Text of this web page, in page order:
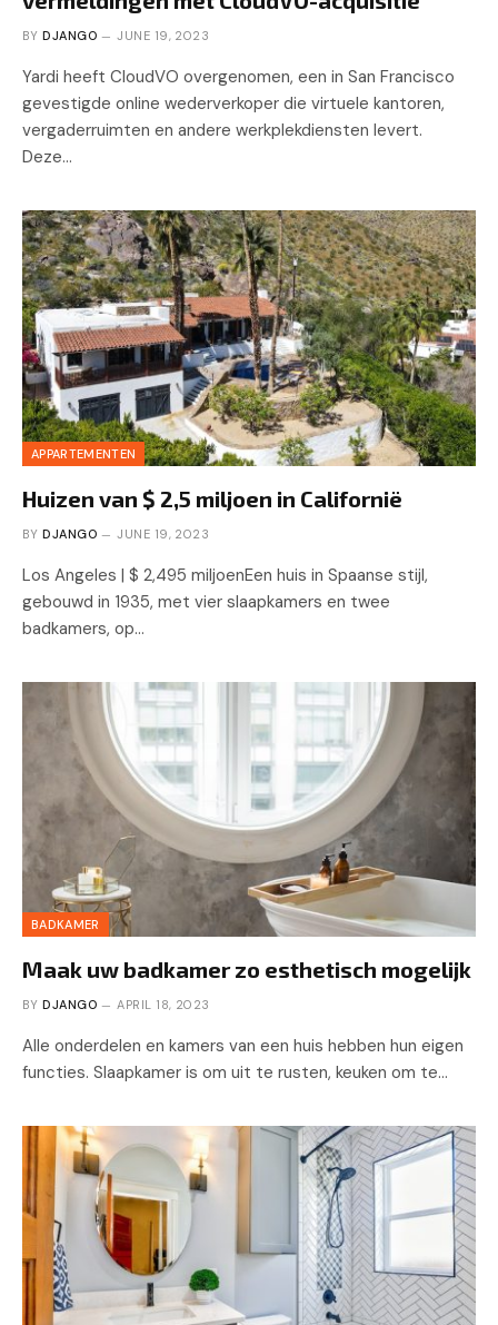
BY DJANGO JUNE 19, 2023
Yardi heeft CloudVO overgenomen, een in San Francisco
gevestigde online wederverkoper die virtuele kantoren,
vergaderruimten en andere werkplekdiensten levert.
Deze…
APPARTEMENTEN
Huizen van $ 2,5 miljoen in Californië
BY DJANGO JUNE 19, 2023
Los Angeles | $ 2,495 miljoenEen huis in Spaanse stijl,
gebouwd in 1935, met vier slaapkamers en twee
badkamers, op…
BADKAMER
Maak uw badkamer zo esthetisch mogelijk
BY DJANGO APRIL 18, 2023
Alle onderdelen en kamers van een huis hebben hun eigen
functies. Slaapkamer is om uit te rusten, keuken om te…